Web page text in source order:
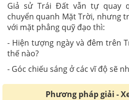
Giả sử Trái Đất vẫn tự quay
chuyển quanh Mặt Trời, nhưng
với mặt phẳng quỹ đạo thì:
- Hiện tượng ngày và đêm trên
thế nào?
- Góc chiếu sáng ở các vĩ độ sẽ
Phương pháp giải -